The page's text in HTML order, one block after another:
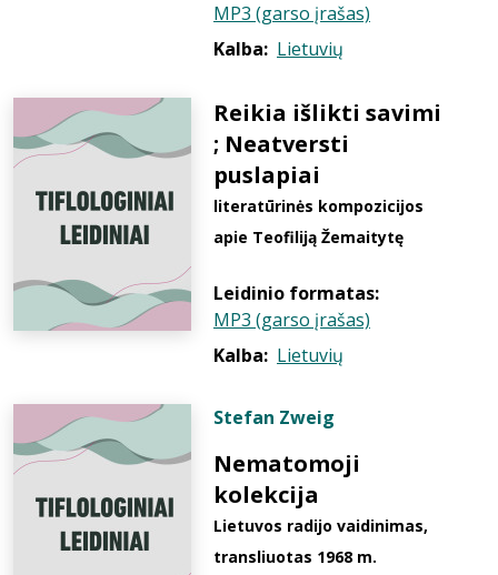
MP3 (garso įrašas)
Kalba: Lietuvių
Reikia išlikti savimi
; Neatversti
puslapiai
literatūrinės kompozicijos
apie Teofiliją Žemaitytę
Leidinio formatas:
MP3 (garso įrašas)
Kalba: Lietuvių
Stefan Zweig
Nematomoji
kolekcija
Lietuvos radijo vaidinimas,
transliuotas 1968 m.